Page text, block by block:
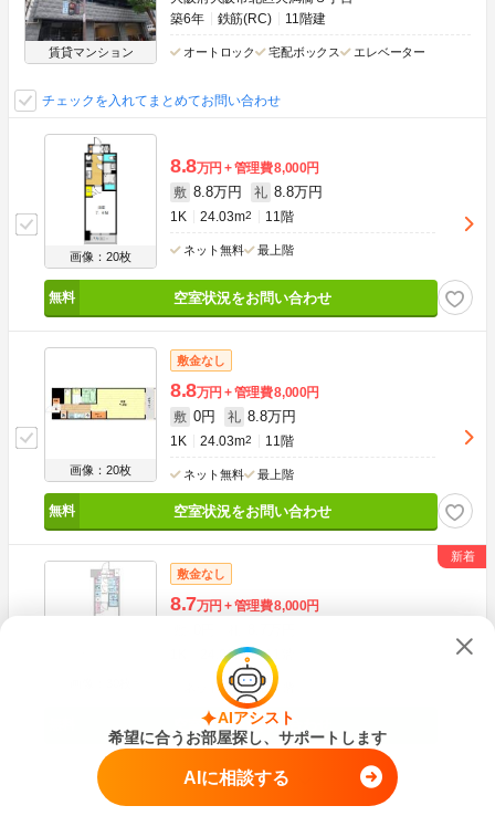
賃貸マンション
築6年
鉄筋(RC) 11階建
オートロック 宅配ボックス エレベーター
チェックを入れてまとめてお問い合わせ
画像：20枚
8.8万円 管理費8,000円
敷 8.8万円 礼 8.8万円
1K 24.03m2 11階
ネット無料 最上階
空室状況をお問い合わせ
画像：20枚
敷金なし
8.8万円 管理費8,000円
敷 0円 礼 8.8万円
1K 24.03m2 11階
ネット無料 最上階
空室状況をお問い合わせ
敷金なし
8.7万円 管理費8,000円
24.03m2 11階
ネット無料 最上階
空室状況をお問い合わせ
残り11件を表示
AIアシスト
希望に合うお部屋探し、サポートします
AIに相談する